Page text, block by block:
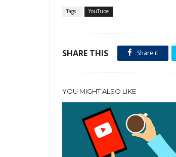
Tags : YouTube
SHARE THIS Share it
YOU MIGHT ALSO LIKE